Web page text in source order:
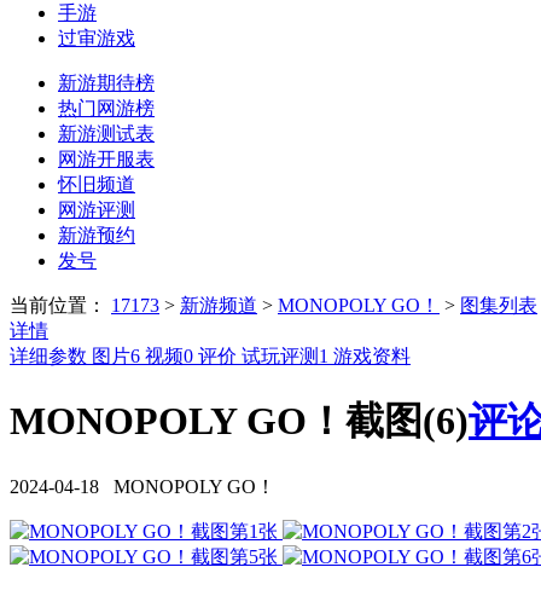
手游
过审游戏
新游期待榜
热门网游榜
新游测试表
网游开服表
怀旧频道
网游评测
新游预约
发号
当前位置： 17173 > 新游频道 > MONOPOLY GO！ > 图集列表
详情
详细参数 图片6 视频0 评价 试玩评测 1 游戏资料
MONOPOLY GO！截图(6)评
2024-04-18 MONOPOLY GO！